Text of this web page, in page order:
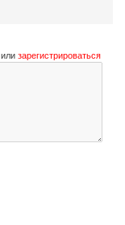
или зарегистрироваться